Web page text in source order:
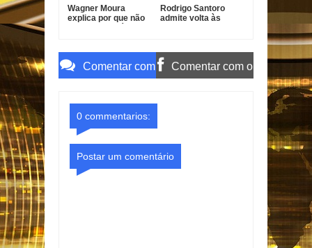
Wagner Moura
explica por que não
Rodrigo Santoro
admite volta às
Comentar com Comentar com o
0 commentarios:
Postar um comentário